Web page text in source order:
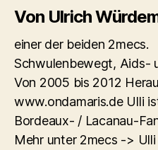
Von Ulrich
einer der beiden 2mecs.
Schwulenbewegt, Aids-
Von 2005 bis 2012
www.ondamaris.de Ulli
Bordeaux- / Lacanau-
Mehr unter 2mecs ->